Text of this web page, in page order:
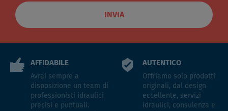
INVIA
AFFIDABILE
Avrai sempre a
disposizione un team di
professionisti idraulici
precisi e puntuali.
AUTENTICO
Offriamo solo prodotti
originali, dal design
eccellente, servizi
idraulici, consulenza e